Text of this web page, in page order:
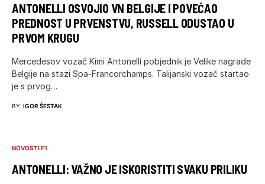
ANTONELLI OSVOJIO VN BELGIJE I POVEĆAO
PREDNOST U PRVENSTVU, RUSSELL ODUSTAO U
PRVOM KRUGU
Mercedesov vozač Kimi Antonelli pobjednik je Velike nagrade
Belgije na stazi Spa-Francorchamps. Talijanski vozač startao
je s prvog…
BY IGOR ŠESTAK
NOVOSTI F1
ANTONELLI: VAŽNO JE ISKORISTITI SVAKU PRILIKU